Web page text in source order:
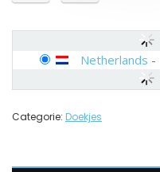
Netherlands -
Categorie: Doekjes